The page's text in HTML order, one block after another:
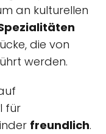
an kulturellen
die von
werden.
für
freundlich.